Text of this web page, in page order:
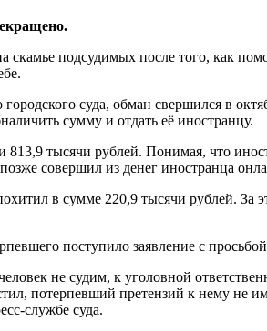
скамье подсудимых после того, как
суда, обман свершился в
сумму и отдать её иностранцу.
813,9 тысячи рублей. Понимая, что
совершил из денег иностранца
в сумме 220,9 тысячи рублей. За
поступило заявление с
не судим, к уголовной
потерпевший претензий к нему не
службе суда.